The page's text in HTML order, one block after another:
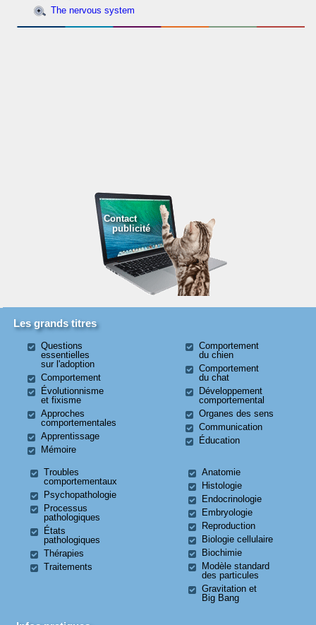
The nervous system
Contact
publicité
Les grands titres
Questions
essentielles
sur l'adoption
Comportement
Évolutionnisme
et fixisme
Approches
comportementales
Apprentissage
Mémoire
Comportement
du chien
Comportement
du chat
Développement
comportemental
Organes des sens
Communication
Éducation
Troubles
comportementaux
Psychopathologie
Processus
pathologiques
États
pathologiques
Thérapies
Traitements
Anatomie
Histologie
Endocrinologie
Embryologie
Reproduction
Biologie cellulaire
Biochimie
Modèle standard
des particules
Gravitation et
Big Bang